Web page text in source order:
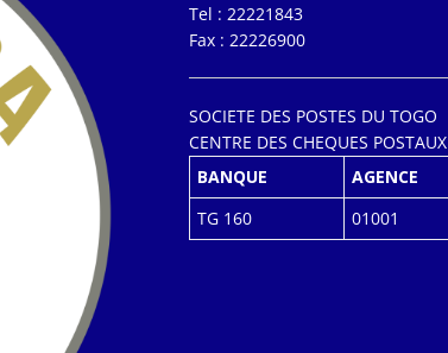
Tel : 22221843
Fax : 22226900
SOCIETE DES POSTES DU TOGO
CENTRE DES CHEQUES POSTAUX
BANQUE
AGENCE
TG 160
01001